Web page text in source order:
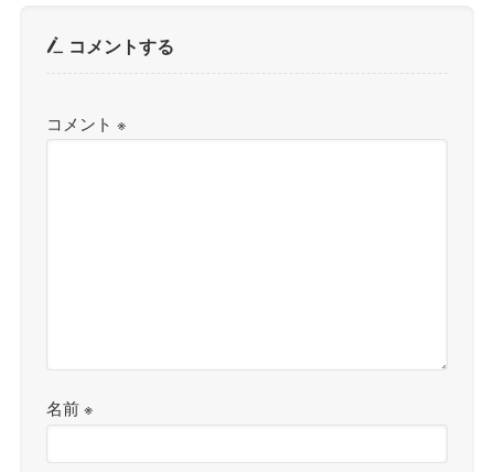
コメントする
コメント※
名前※